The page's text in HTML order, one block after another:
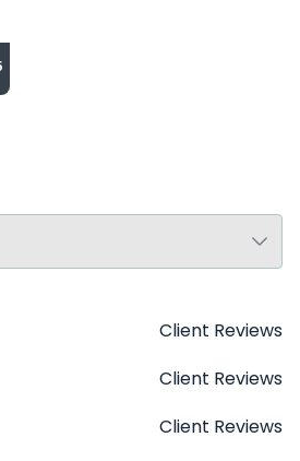
Client Reviews
Client Reviews
Client Reviews